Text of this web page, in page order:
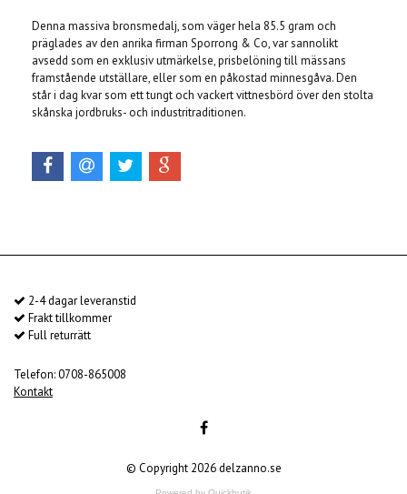
Denna massiva bronsmedalj, som väger hela 85.5 gram och
präglades av den anrika firman Sporrong & Co, var sannolikt
avsedd som en exklusiv utmärkelse, prisbelöning till mässans
framstående utställare, eller som en påkostad minnesgåva. Den
står i dag kvar som ett tungt och vackert vittnesbörd över den stolta
skånska jordbruks- och industritraditionen.
2-4 dagar leveranstid
Frakt tillkommer
Full returrätt
Telefon: 0708-865008
Kontakt
© Copyright 2026 delzanno.se